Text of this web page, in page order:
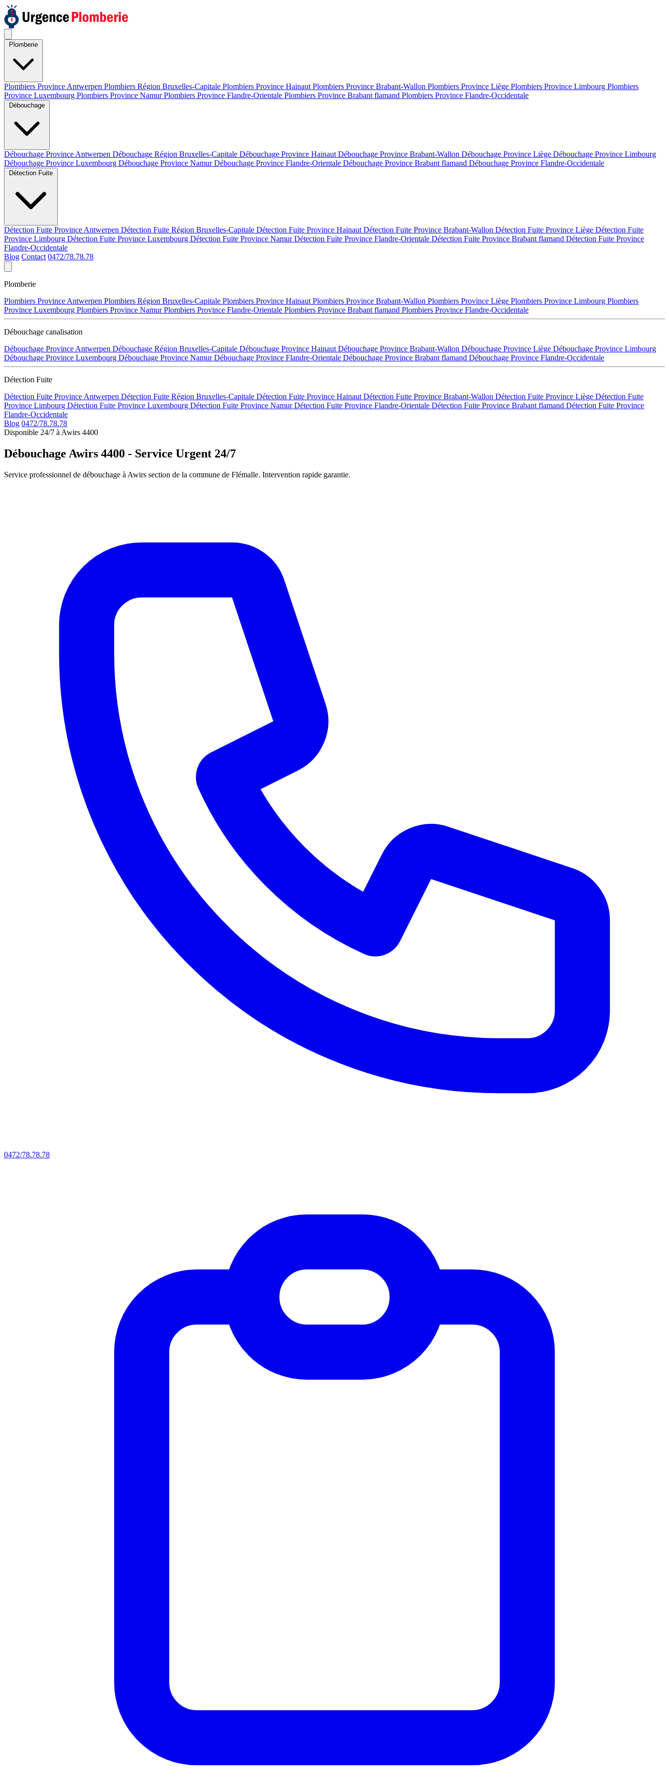
Plombiers Province Antwerpen Plombiers Région Bruxelles-Capitale Plombiers Province Hainaut Plombiers Province Brabant-Wallon Plombiers Province Liège Plombiers Province Limbourg Plombiers
Province Luxembourg Plombiers Province NamurPlombiers Province Flandre-Orientale Plombiers Province Brabant flamand Plombiers Province Flandre-Occidentale
Débouchage Province Antwerpen Débouchage Région Bruxelles-Capitale Débouchage Province Hainaut Débouchage Province Brabant-Wallon Débouchage Province Liège Débouchage Province Limbourg
Débouchage Province Luxembourg Débouchage Province NamurDébouchage Province Flandre-Orientale Débouchage Province Brabant flamand Débouchage Province Flandre-Occidentale
Détection Fuite Province Antwerpen Détection Fuite Région Bruxelles-Capitale Détection Fuite Province Hainaut Détection Fuite Province Brabant-Wallon Détection Fuite Province Liège Détection Fuite
Province Limbourg Détection Fuite Province Luxembourg Détection Fuite Province NamurDétection Fuite Province Flandre-Orientale Détection Fuite Province Brabant flamand Détection Fuite Province
Flandre-Occidentale
Blog Contact 0472/78.78.78
Plomberie
Plombiers Province Antwerpen Plombiers Région Bruxelles-Capitale Plombiers Province Hainaut Plombiers Province Brabant-Wallon Plombiers Province Liège Plombiers Province Limbourg Plombiers
Province Luxembourg Plombiers Province NamurPlombiers Province Flandre-Orientale Plombiers Province Brabant flamand Plombiers Province Flandre-Occidentale
Débouchage canalisation
Débouchage Province Antwerpen Débouchage Région Bruxelles-Capitale Débouchage Province Hainaut Débouchage Province Brabant-Wallon Débouchage Province Liège Débouchage Province Limbourg
Débouchage Province Luxembourg Débouchage Province NamurDébouchage Province Flandre-Orientale Débouchage Province Brabant flamand Débouchage Province Flandre-Occidentale
Détection Fuite
Détection Fuite Province Antwerpen Détection Fuite Région Bruxelles-Capitale Détection Fuite Province Hainaut Détection Fuite Province Brabant-Wallon Détection Fuite Province Liège Détection Fuite
Province Limbourg Détection Fuite Province Luxembourg Détection Fuite Province NamurDétection Fuite Province Flandre-Orientale Détection Fuite Province Brabant flamand Détection Fuite Province
Flandre-Occidentale
Blog 0472/78.78.78
Disponible 24/7 à Awirs 4400
Débouchage Awirs 4400 - Service Urgent 24/7
Service professionnel de débouchage à Awirs section de la commune de Flémalle. Intervention rapide garantie.
0472/78.78.78